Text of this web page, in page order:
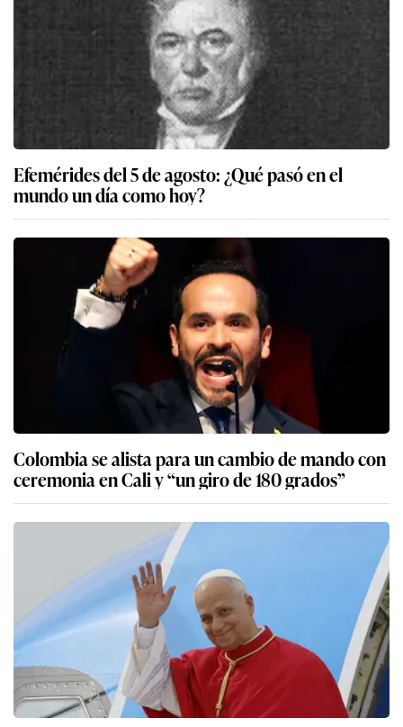
Efemérides del 5 de agosto: ¿Qué pasó en el
mundo un día como hoy?
Colombia se alista para un cambio de mando con
ceremonia en Cali y “un giro de 180 grados”